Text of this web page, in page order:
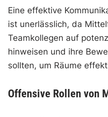
Eine effektive
ist unerlässlich, da
Teamkollegen auf
hinweisen und ihre
sollten, um Räume
Offensive Rollen von